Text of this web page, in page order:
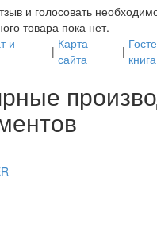
и голосовать
товара пока нет.
и
| Карта
сайта
| книга